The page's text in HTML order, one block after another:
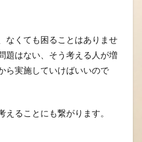
なくても困ることはありませ
題はない、そう考える人が増
ら実施していけばいいので
ることにも繋がります。